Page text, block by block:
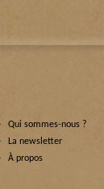
Qui sommes-nous ?
La newsletter
À propos